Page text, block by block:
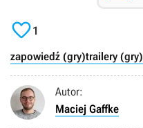
1
zapowiedź (gry)trailery (gry)
Autor:
Maciej Gaffke